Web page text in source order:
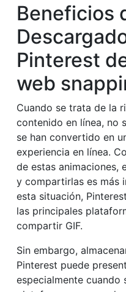
Beneficios
Pinterest
web
Cuando se trata de la
contenido en línea, no
se han convertido en
experiencia en línea.
de estas animaciones,
y compartirlas es más
esta situación,
las principales
compartir GIF.
Sin embargo,
Pinterest puede
especialmente cuando